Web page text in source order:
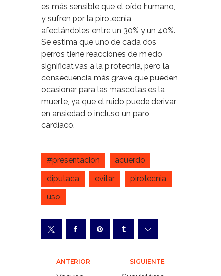
es más sensible que el oído humano,
y sufren por la pirotecnia
afectándoles entre un 30% y un 40%.
Se estima que uno de cada dos
perros tiene reacciones de miedo
significativas a la pirotecnia, pero la
consecuencia más grave que pueden
ocasionar para las mascotas es la
muerte, ya que el ruido puede derivar
en ansiedad o incluso un paro
cardíaco.
#presentacion
acuerdo
diputada
evitar
pirotecnia
uso
Navegación
ANTERIOR SIGUIENTE